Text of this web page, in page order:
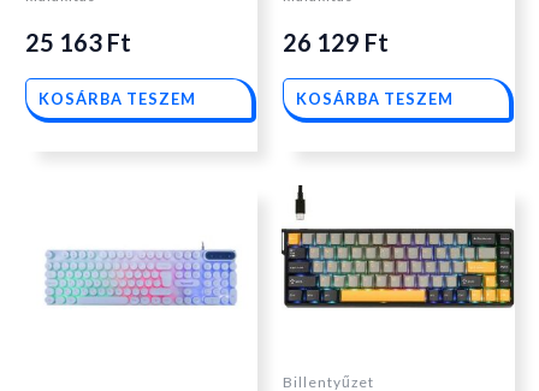
25 163 Ft
KOSÁRBA TESZEM
26 129 Ft
KOSÁRBA TESZEM
Billentyűzet